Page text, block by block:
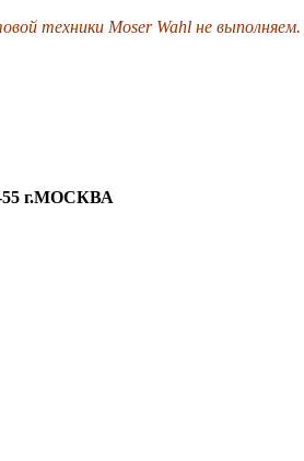
техники Moser Wahl не выполняем.